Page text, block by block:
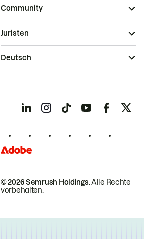
Community
© 2026 Semrush Holdings.Alle Rechte
vorbehalten.
Juristen
Deutsch